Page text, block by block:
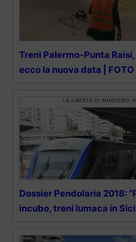
Treni Palermo-Punta
ecco la nuova data | FOTO
Dossier Pendolaria 2018:
incubo, treni lumaca in